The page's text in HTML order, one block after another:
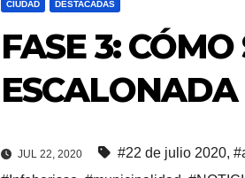
CIUDAD DESTACADAS
FASE 3:
ESCALONADA
JUL 22, 2020 #22 de julio 2020,